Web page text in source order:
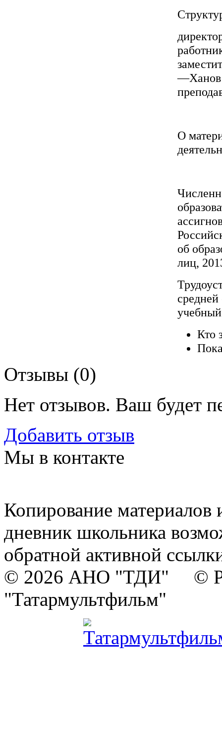
—Ханов
О
об
лиц,
Кто
Отзывы (0)
Нет отзывов. Ваш будет
Добавить отзыв
Мы в контакте
Копирование материалов
дневник школьника
обратной активной
© 2026 АНО "ТДИ" ©
"Татармультфильм"